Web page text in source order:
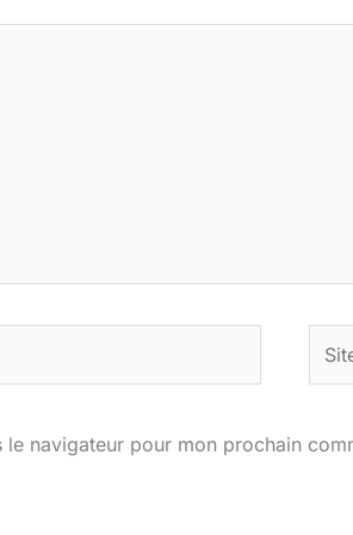
navigateur pour mon prochain